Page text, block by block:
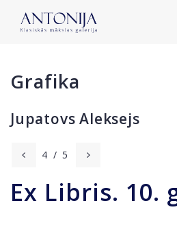
Grafika
Jupatovs Aleksejs
4 / 5
Ex Libris. 10.